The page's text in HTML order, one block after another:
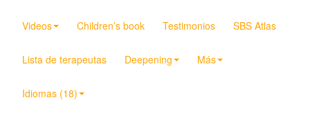
Videos Children’s book Testimonios SBS Atlas
Lista de terapeutas Deepening Más
Idiomas (18)